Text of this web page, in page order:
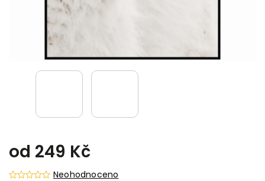
od 249 Kč
Neohodnoceno